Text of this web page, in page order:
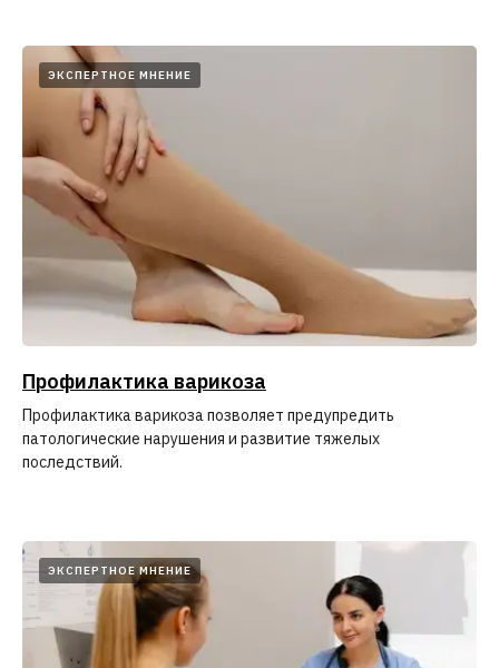
ЭКСПЕРТНОЕ МНЕНИЕ
Профилактика варикоза
Профилактика варикоза позволяет предупредить
патологические нарушения и развитие тяжелых
последствий.
ЭКСПЕРТНОЕ МНЕНИЕ